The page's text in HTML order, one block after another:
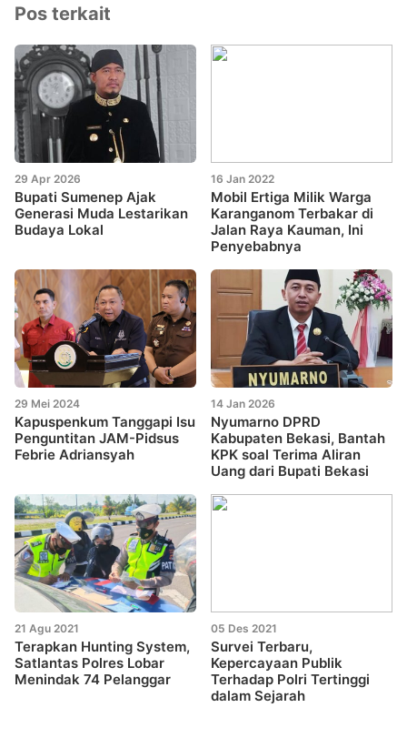
Pos terkait
29 Apr 2026
Bupati Sumenep Ajak
Generasi Muda Lestarikan
Budaya Lokal
16 Jan 2022
Mobil Ertiga Milik Warga
Karanganom Terbakar di
Jalan Raya Kauman, Ini
Penyebabnya
29 Mei 2024
Kapuspenkum Tanggapi Isu
Penguntitan JAM-Pidsus
Febrie Adriansyah
14 Jan 2026
Nyumarno DPRD
Kabupaten Bekasi, Bantah
KPK soal Terima Aliran
Uang dari Bupati Bekasi
21 Agu 2021
Terapkan Hunting System,
Satlantas Polres Lobar
Menindak 74 Pelanggar
05 Des 2021
Survei Terbaru,
Kepercayaan Publik
Terhadap Polri Tertinggi
dalam Sejarah